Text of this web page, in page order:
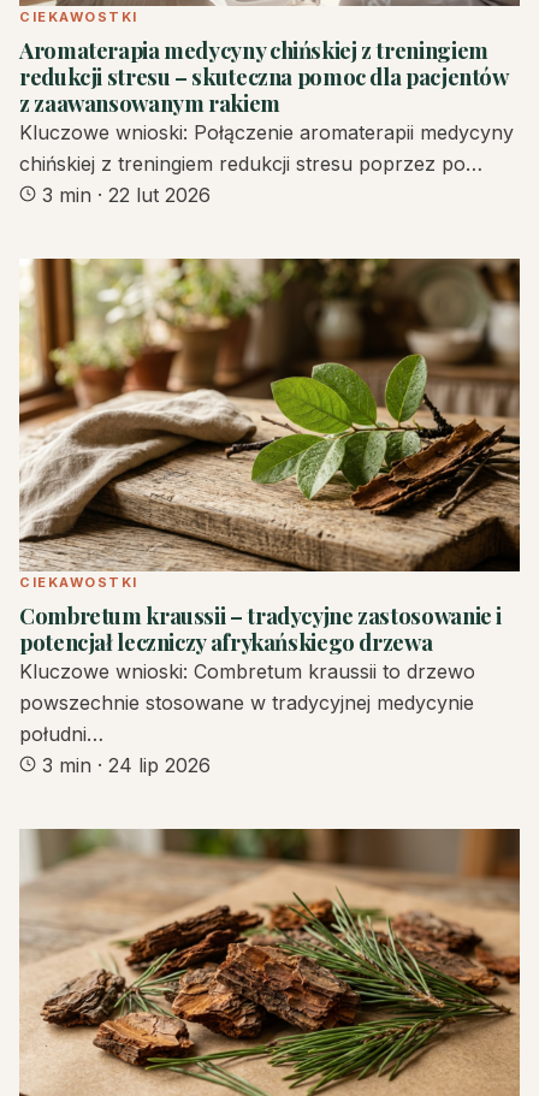
CIEKAWOSTKI
Aromaterapia medycyny chińskiej z treningiem
redukcji stresu – skuteczna pomoc dla pacjentów
z zaawansowanym rakiem
Kluczowe wnioski: Połączenie aromaterapii medycyny
chińskiej z treningiem redukcji stresu poprzez po…
3 min · 22 lut 2026
CIEKAWOSTKI
Combretum kraussii – tradycyjne zastosowanie i
potencjał leczniczy afrykańskiego drzewa
Kluczowe wnioski: Combretum kraussii to drzewo
powszechnie stosowane w tradycyjnej medycynie
południ…
3 min · 24 lip 2026